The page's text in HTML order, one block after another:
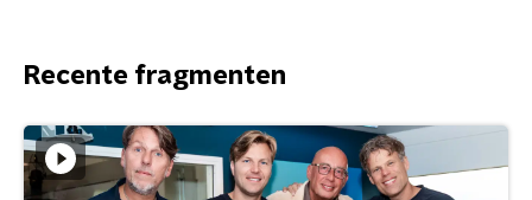
Recente fragmenten